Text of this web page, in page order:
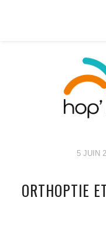
5 JUIN
ORTHOPTIE